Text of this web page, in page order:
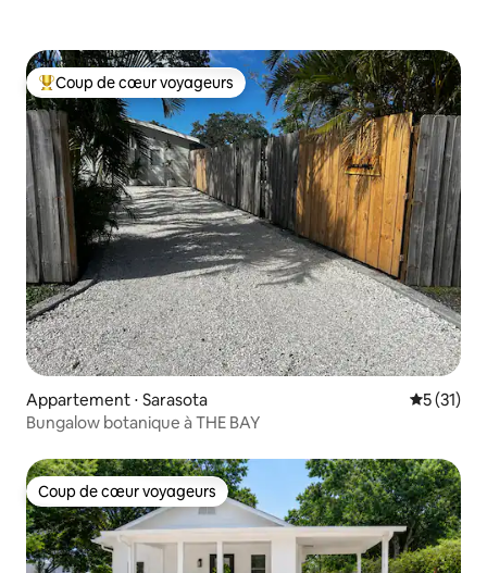
Coups de cœur voyageurs les plus appréciés
Coup de cœur voyageurs
Appartement ⋅ Sarasota
5 (31)
Bungalow botanique à THE BAY
Coup de cœur voyageurs
Coup de cœur voyageurs